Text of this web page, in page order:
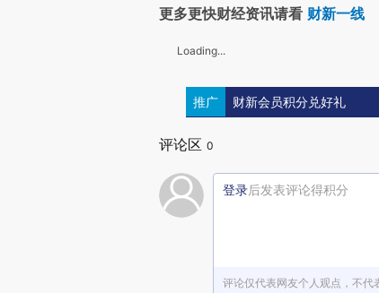
更多更快财经资讯请看 财新一线
Loading...
推广 财新会员积分兑好礼
评论区 0
登录后发表评论得积分
评论仅代表网友个人观点，不代